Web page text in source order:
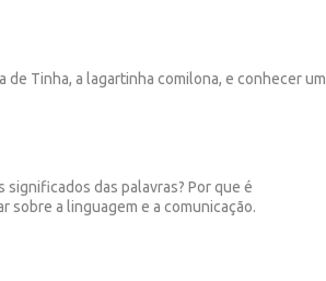
de Tinha, a lagartinha comilona, e conhecer um
significados das palavras? Por que é
sobre a linguagem e a comunicação.